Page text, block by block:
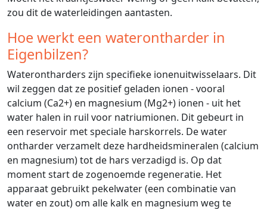
zou dit de waterleidingen aantasten.
Hoe werkt een waterontharder in
Eigenbilzen?
Waterontharders zijn specifieke ionenuitwisselaars. Dit
wil zeggen dat ze positief geladen ionen - vooral
calcium (Ca2+) en magnesium (Mg2+) ionen - uit het
water halen in ruil voor natriumionen. Dit gebeurt in
een reservoir met speciale harskorrels. De water
ontharder verzamelt deze hardheidsmineralen (calcium
en magnesium) tot de hars verzadigd is. Op dat
moment start de zogenoemde regeneratie. Het
apparaat gebruikt pekelwater (een combinatie van
water en zout) om alle kalk en magnesium weg te